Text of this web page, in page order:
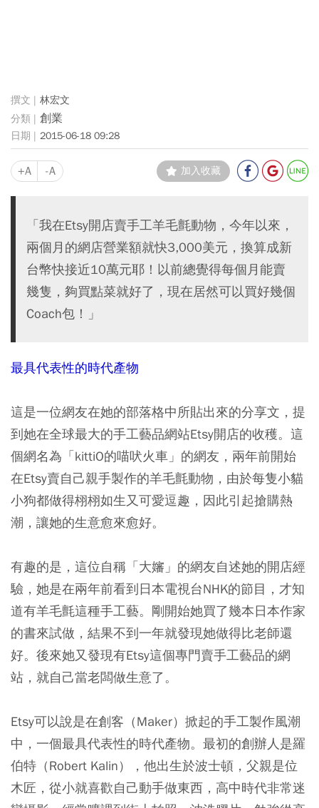
林宏文
創業
2015-06-18 09:28
+A -A 加入收藏
「我在Etsy開店賣手工羊毛氈動物，今年以來，
兩個月的網店營業額就快3,000美元，換算成新
台幣快接近10萬元耶！以前總覺得每個月能賣
幾隻，夠買點菜就好了，現在居然可以買好幾個
Coach包！」
最具代表性的時代產物
這是一位網友在她的部落格中所貼出來的分享文，提
到她在全球最大的手工藝品網站Etsy開店的收穫。這
個網名為「kittiO的喵吠火車」的網友，兩年前開始
在Etsy賣自己親手製作的羊毛氈動物，由於每隻小貓
小狗都做得栩栩如生又可愛逗趣，因此引起搶購熱
潮，讓她的生意愈來愈好。
有趣的是，這位自稱「大嬸」的網友自述她的開店經
驗，她是在兩年前看到日本電視台NHK的節目，才知
道有羊毛氈這種手工藝。剛開始她買了幾本日本作家
的書來試做，結果不到一年就發現她做得比老師還
好。後來她又發現有Etsy這個專門賣手工藝品的網
站，就自己當老闆做生意了。
Etsy可以說是在創客（Maker）掀起的手工製作風潮
中，一個最具代表性的時代產物。最初的創辦人是羅
伯特（Robert Kalin），他出生於波士頓，父親是位
木匠，從小就喜歡自己動手做東西，高中時代非常迷